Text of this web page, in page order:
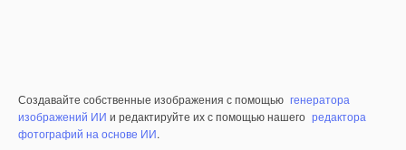
Создавайте собственные изображения с помощью генератора
изображений ИИ и редактируйте их с помощью нашего редактора
фотографий на основе ИИ.